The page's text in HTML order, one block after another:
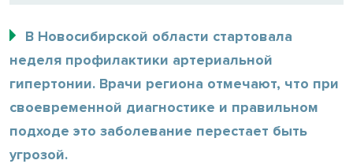
В Новосибирской области стартовала
неделя профилактики артериальной
гипертонии. Врачи региона отмечают, что при
своевременной диагностике и правильном
подходе это заболевание перестает быть
угрозой.